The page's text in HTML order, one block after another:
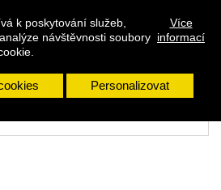
k poskytování služeb,
návštěvnosti soubory
Více
informací
Personalizovat